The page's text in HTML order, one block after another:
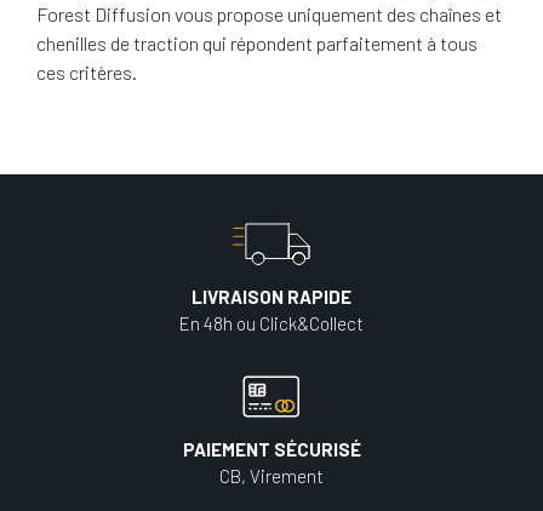
Forest Diffusion vous propose uniquement des chaînes et
chenilles de traction qui répondent parfaitement à tous
ces critères.
LIVRAISON RAPIDE
En 48h ou Click&Collect
PAIEMENT SÉCURISÉ
CB, Virement